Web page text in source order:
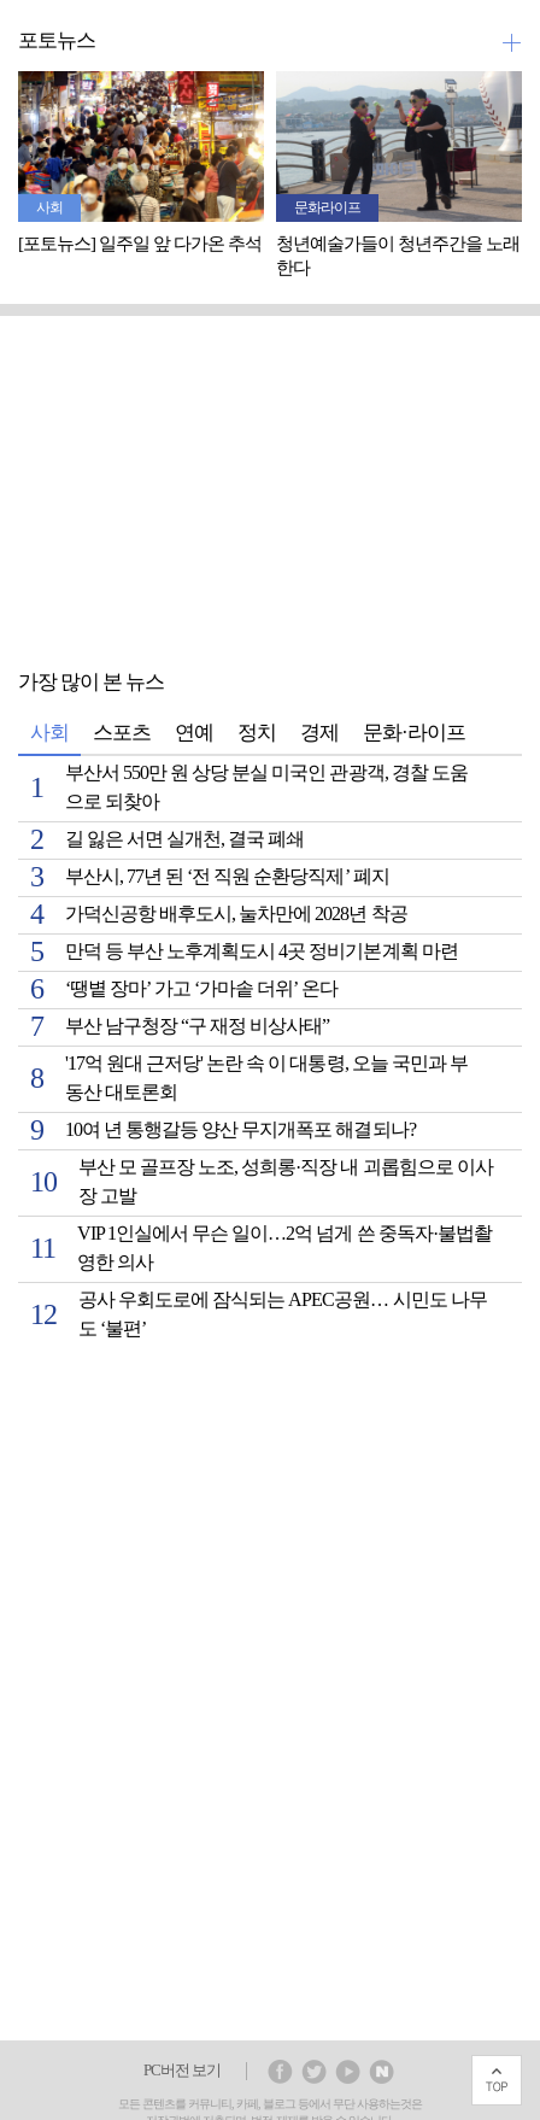
포토뉴스
사회
[포토뉴스] 일주일 앞 다가온 추석
문화라이프
청년예술가들이 청년주간을 노래
한다
가장 많이 본 뉴스
사회 스포츠 연예 정치 경제 문화·라이프
부산서 550만 원 상당 분실 미국인 관광객, 경찰 도움
으로 되찾아
길 잃은 서면 실개천, 결국 폐쇄
부산시, 77년 된 ‘전 직원 순환당직제’ 폐지
가덕신공항 배후도시, 눌차만에 2028년 착공
만덕 등 부산 노후계획도시 4곳 정비기본계획 마련
‘땡볕 장마’ 가고 ‘가마솥 더위’ 온다
부산 남구청장 “구 재정 비상사태”
'17억 원대 근저당' 논란 속 이 대통령, 오늘 국민과 부
동산 대토론회
10여 년 통행갈등 양산 무지개폭포 해결되나?
부산 모 골프장 노조, 성희롱·직장 내 괴롭힘으로 이사
장 고발
VIP 1인실에서 무슨 일이…2억 넘게 쓴 중독자·불법촬
영한 의사
공사 우회도로에 잠식되는 APEC공원… 시민도 나무
도 ‘불편’
PC버전 보기
모든 콘텐츠를 커뮤니티, 카페, 블로그 등에서 무단 사용하는것은